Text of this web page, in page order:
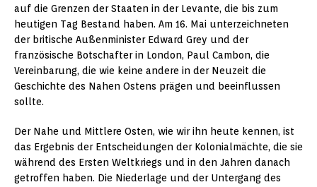
auf die Grenzen der Staaten in der Levante, die bis zum
heutigen Tag Bestand haben. Am 16. Mai unterzeichneten
der britische Außenminister Edward Grey und der
französische Botschafter in London, Paul Cambon, die
Vereinbarung, die wie keine andere in der Neuzeit die
Geschichte des Nahen Ostens prägen und beeinflussen
sollte.
Der Nahe und Mittlere Osten, wie wir ihn heute kennen, ist
das Ergebnis der Entscheidungen der Kolonialmächte, die sie
während des Ersten Weltkriegs und in den Jahren danach
getroffen haben. Die Niederlage und der Untergang des